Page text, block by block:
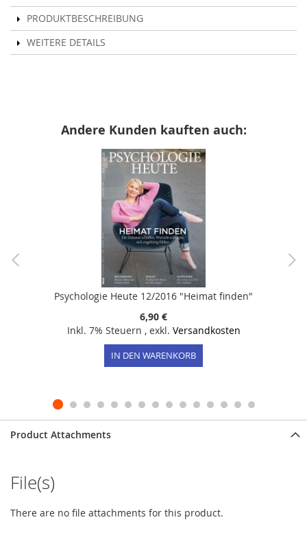
PRODUKTBESCHREIBUNG
WEITERE DETAILS
Andere Kunden kauften auch:
Psychologie Heute 12/2016 "Heimat finden"
6,90 €
Inkl. 7% Steuern , exkl. Versandkosten
IN DEN WARENKORB
Product Attachments
File(s)
There are no file attachments for this product.